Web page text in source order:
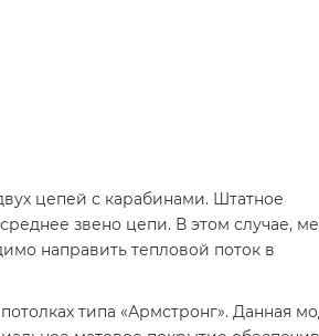
цепей с карабинами. Штатное
звено цепи. В этом случае,
направить тепловой поток в
типа «Армстронг». Данная